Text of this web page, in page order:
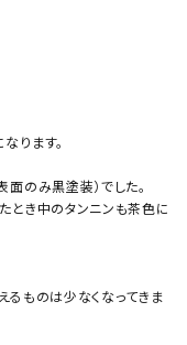
ります。
のみ黒塗装）でした。
とき中のタンニンも茶色に
るものは少なくなってきま